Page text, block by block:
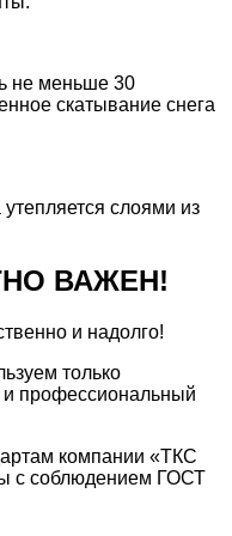
не меньше 30
скатывание снега
слоями из
ВАЖЕН!
и надолго!
только
профессиональный
компании «ТКС
с соблюдением ГОСТ